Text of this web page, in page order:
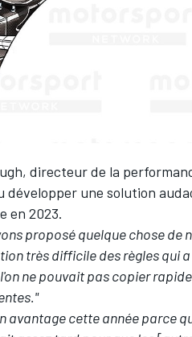
directeur de la
une solution
en 2023.
proposé quelque chose de
très difficile des règles qui
ne pouvait pas copier
avantage cette année parce